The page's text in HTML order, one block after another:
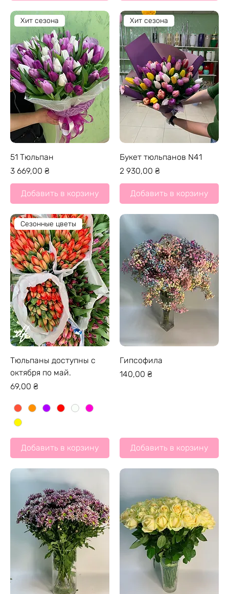
Хит сезона
51 Тюльпан
Цена
3 669,00 ₴
Добавить в корзину
Хит сезона
Букет тюльпанов N41
Цена
2 930,00 ₴
Добавить в корзину
Сезонные цветы
Тюльпаны доступны с
октября по май.
Цена
69,00 ₴
Добавить в корзину
Гипсофила
Цена
140,00 ₴
Добавить в корзину